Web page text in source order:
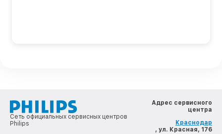
Сеть официальных сервисных центров
Philips
Адрес сервисного
центра
Краснодар
, ул. Красная, 176